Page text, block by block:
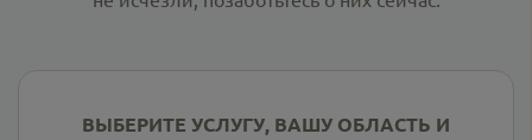
ВЫБЕРИТЕ УСЛУГУ, ВАШУ ОБЛАСТЬ И